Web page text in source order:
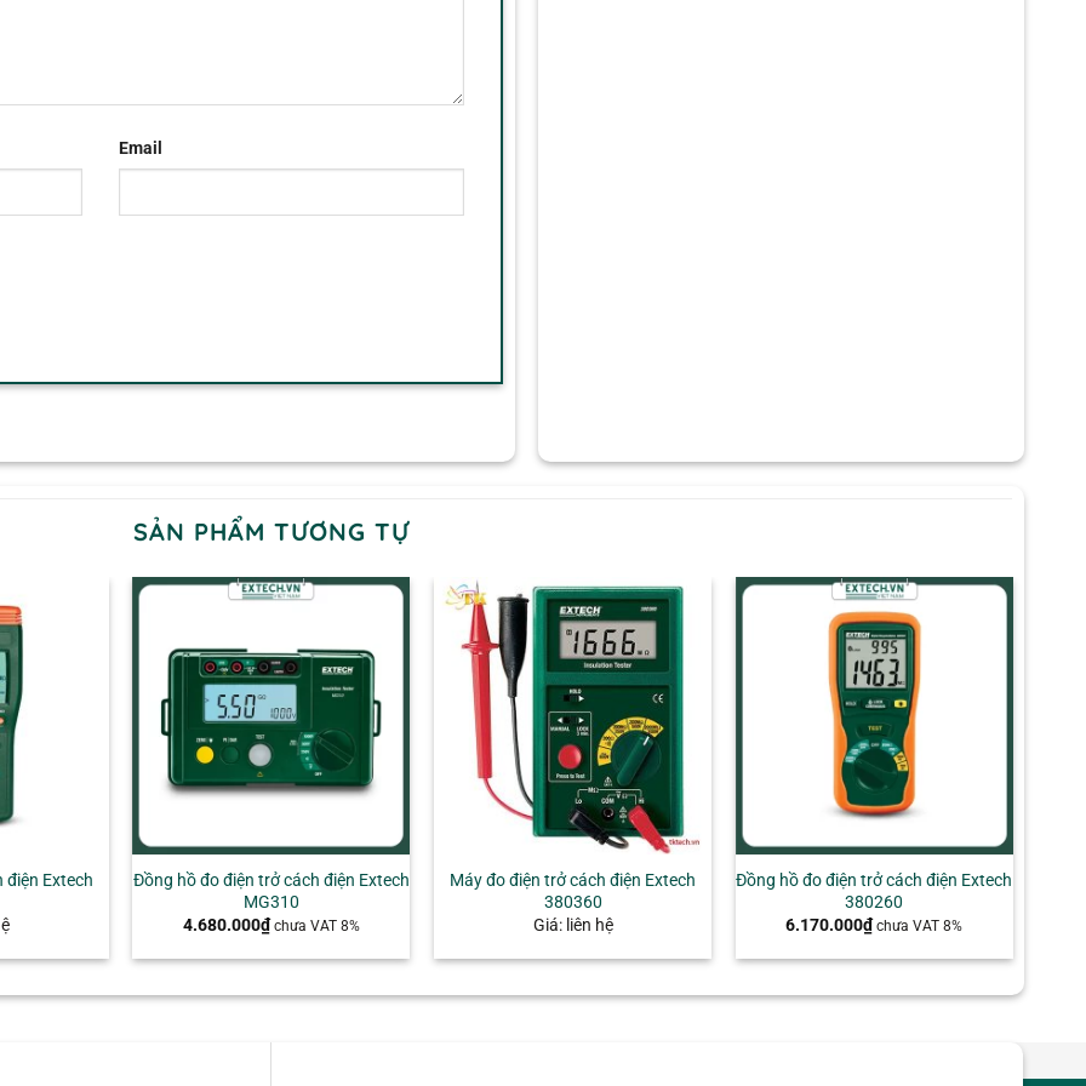
Email
SẢN PHẨM TƯƠNG TỰ
điện Extech
Đồng hồ đo điện trở cách điện Extech
MG310
4.680.000₫ chưa VAT 8%
Máy đo điện trở cách điện Extech
380360
Giá: liên hệ
Đồng hồ đo điện trở cách điện Extech
380260
6.170.000₫ chưa VAT 8%